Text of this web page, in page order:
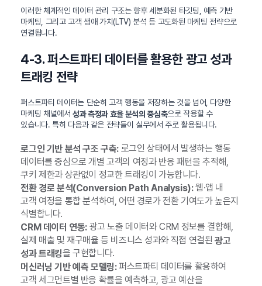
이러한 체계적인 데이터 관리 구조는 향후 세분화된 타깃팅, 예측 기반
마케팅, 그리고 고객 생애 가치(LTV) 분석 등 고도화된 마케팅 전략으로
연결됩니다.
4-3. 퍼스트파티 데이터를 활용한 광고 성과
트래킹 전략
퍼스트파티 데이터는 단순히 고객 행동을 저장하는 것을 넘어, 다양한
마케팅 채널에서성과 측정과 효율 분석의 중심축으로 작용할 수
있습니다. 특히 다음과 같은 전략들이 실무에서 주로 활용됩니다.
로그인 기반 분석 구조 구축:로그인 상태에서 발생하는 행동
데이터를 중심으로 개별 고객의 여정과 반응 패턴을 추적해,
쿠키 제한과 상관없이 정교한 트래킹이 가능합니다.
전환 경로 분석(Conversion Path Analysis):웹·앱 내
고객 여정을 통합 분석하여, 어떤 경로가 전환 기여도가 높은지
식별합니다.
CRM 데이터 연동:광고 노출 데이터와 CRM 정보를 결합해,
실제 매출 및 재구매율 등 비즈니스 성과와 직접 연결된 광고
성과 트래킹을 구현합니다.
머신러닝 기반 예측 모델링:퍼스트파티 데이터를 활용하여
고객 세그먼트별 반응 확률을 예측하고, 광고 예산을